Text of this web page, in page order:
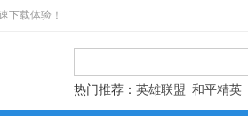
下载体验！
热门推荐： 英雄联盟 和平精英